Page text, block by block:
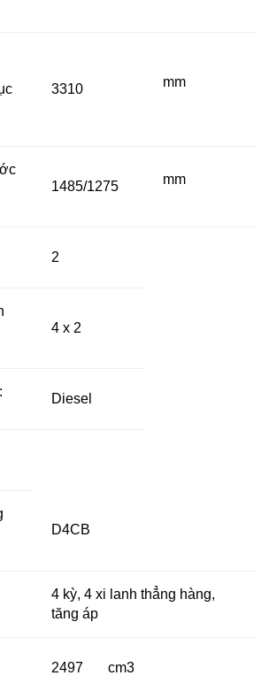
3310 mm
1485/1275 mm
2
4 x 2
Diesel
D4CB
4 kỳ, 4 xi lanh thẳng hàng,
tăng áp
2497 cm3